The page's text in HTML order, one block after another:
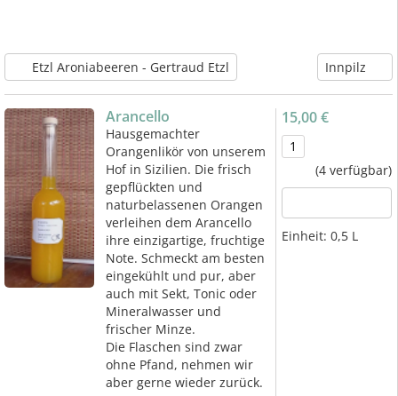
Innpilz
Etzl Aroniabeeren - Gertraud Etzl
Arancello
Hausgemachter
Orangenlikör von unserem
Hof in Sizilien. Die frisch
gepflückten und
naturbelassenen Orangen
verleihen dem Arancello
ihre einzigartige, fruchtige
Note. Schmeckt am besten
eingekühlt und pur, aber
auch mit Sekt, Tonic oder
Mineralwasser und
frischer Minze.
Die Flaschen sind zwar
ohne Pfand, nehmen wir
aber gerne wieder zurück.
15,00 €
(4 verfügbar)
Einheit: 0,5 L